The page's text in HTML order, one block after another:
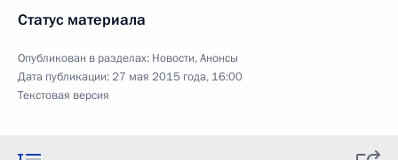
Статус материала
Опубликован в разделах: Новости,Анонсы
Дата публикации:27 мая 2015 года, 16:00
Текстовая версия